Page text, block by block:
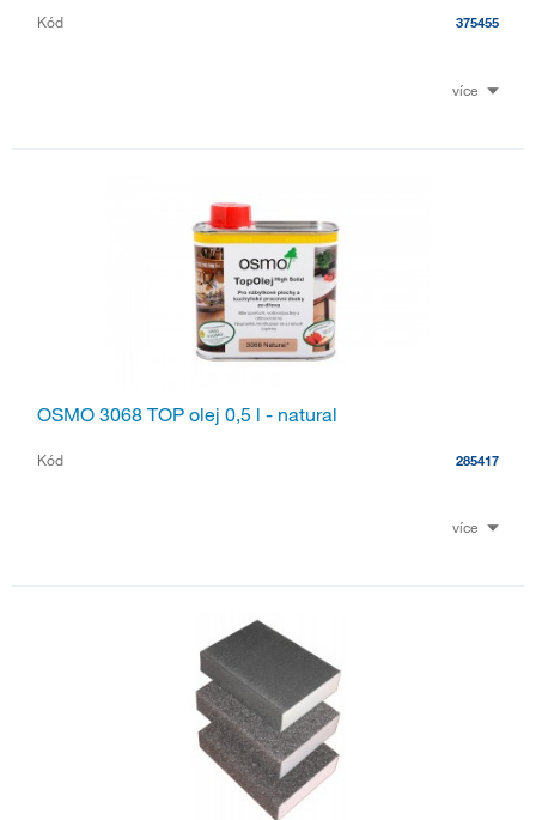
Kód 375455
více
OSMO 3068 TOP olej 0,5 l - natural
Kód 285417
více